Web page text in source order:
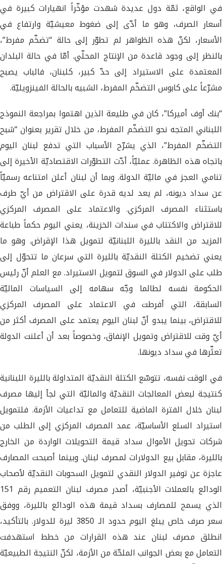
في الواقع، ثمّة دول عديدة شهدت مؤخّراً انهيارات كبيرة في
أسعار الصرف، وهو ما أدّى إلى ضغوط معيشيّة وارتفاع في
الأسعار، لكنّ هذه الظواهر لم تطوّر إلى حالة “تضخّم مفرط”،
بالنظر إلى وجود قاعدة من الإنتاج المحلّي. أمّا في حالة البلدان
المعتمدة على الاستيراد إلى حدّ كبير، كلبنان، فالباب يصبح
مشرّعاً على كابوس التضخّم المفرط، الشبيه بالحالة الفينزويليّة.
“بنك أوف أميركا”، كان في طليعة الذين اهتموا بمراجعة النموذج
اللبناني المتجه نحو التضخّم المفرط، من خلال تقرير بعنوان “شبح
التضخّم المفرط”، الذي يشرّح الأسباب التي تدفع لبنان اليوم
باتجاه هذه الظاهرة. عمليّاً، أدّت التطوّرات الاقتصاديّة الأخيرة إلى
تنامي العجز في ماليّة الدولة. وبما أن لبنان أعلن امتناعه رسميّاً
عن سداد ديونه، لم يعد لديه قدرة على الاقتراض من أيّ طرف
باستثناء المصرف المركزي. والاعتماد على المصرف المركزي
للاقتراض والاكتتاب في سندات الخزينة، يعني اليوم حكماً طباعة
المزيد من النقد بالليرة اللبنانيّة لتمويل هذا الإقراض. وهو ما
يعني تضخيم الكتلة النقديّة بالليرة التي سرعان ما تتحوّل إلى
طلب على الدولار في السوق لتمويل الاستيراد. مع العلم أنّ رئيس
الحكومة نفسه لطالما وجّه سهامه إلى السياسات الماليّة
السابقة، التي أفرطت في الاعتماد على المصرف المركزي
للاقتراض، بينما يبدو أنّ لبنان اليوم يعتمد على المصرف أكثر من
أيّ وقت للاقتراض وتمويل الإنفاق، وخصوصاً بعد أن أعلنت الدولة
تعثّرها في سداد ديونها.
في الوقت نفسه، تتوسّع الكتلة النقديّة المتداولة بالليرة اللبنانية
كنتيجة لبعض المعالجات النقديّة والماليّة التي لجأ إليها مصرف
لبنان خلال الفترة الماضية للتعامل مع تداعيات الأزمة. فلتمويل
استيراد السلع الأساسيّة، عمد المصرف المركزي إلى الطلب من
شركات تحويل الأموال سداد قيمة التحويلات الواردة من الخارج
بالليرة، مقابل بيع الدولارات لمصرف لبنان. وبينما أصبحت المصارف
عاجزة عن توفير الدولار النقدي لتمويل السحوبات النقديّة لأصحاب
الودائع بالعملات الأجنبيّة، أصدر مصرف لبنان التعميم رقم 151
الذي يسمح للمصارف بسداد قيمة هذه الودائع بالليرة، ووفق
سعر صرف خاص يبلغ اليوم حدود الـ 3850 ليرة للدولار. بالتأكيد،
انطلق مصرف لبنان عند هذه القرارات من خطط استهدفت
التعامل مع بعض الجوانب الملحّة من الأزمة، لكنّ النتيجة الطبيعيّة